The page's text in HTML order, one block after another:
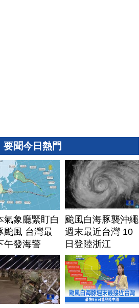
要聞今日熱門
氣象廳緊盯白
颱風 台灣最
午發海警
颱風白海豚襲沖繩
週末最近台灣 10
日登陸浙江